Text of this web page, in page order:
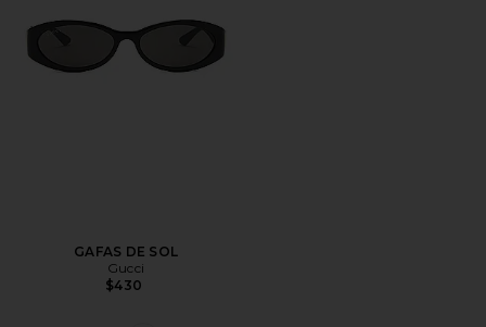
GAFAS DE SOL
Gucci
$430